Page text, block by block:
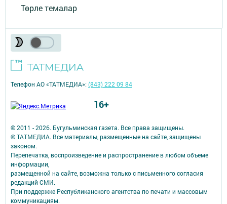
Төрле темалар
© 2011 - 2026. Бугульминская газета. Все права защищены.
© ТАТМЕДИА. Все материалы, размещенные на сайте, защищены
законом.
Перепечатка, воспроизведение и распространение в любом объеме
информации,
размещенной на сайте, возможна только с письменного согласия
редакций СМИ.
При поддержке Республиканского агентства по печати и массовым
коммуникациям.
Телефон АО «ТАТМЕДИА»:(843) 222 09 84
16+